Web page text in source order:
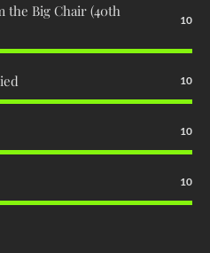
the Big Chair (40th
10
10
10
10